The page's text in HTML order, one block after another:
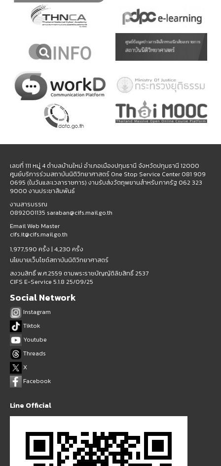
เลขที่ 111 หมู่ 4 ตำบลบ้านใหม่ อำเภอเมืองปทุมธานี จังหวัดปทุมธานี 12000
ศูนย์บริการร่วมสถาบันนิติวิทยาศาสตร์ One Stop Service Center 081 909
0695 (ในวันและเวลาราชการ) งานรับส่งวัตถุพยานสำหรับภาครัฐ 062 323
9000 งานประชาสัมพันธ์
งานสารบรรณ
0892001135 saraban@cifs.mail.go.th
Email Web Master
cifs.it@cifs.mail.go.th
1,977,590 ครั้ง | 4,230 ครั้ง
นโยบายเว็บไซต์สถาบันนิติวิทยาศาสตร์
สงวนสิทธิ์ พ.ศ.2559 ตามพระราชบัญญัติลิขสิทธิ์ 2537
CIFS E-Service 5.1.8 25/09/25
Social Network
Instagram
Tiktok
Youtube
Threads
X
Facebook
Line Official